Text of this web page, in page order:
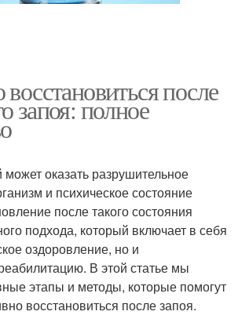
после
запоя: полное
оказать разрушительное
и психическое состояние
после такого состояния
подхода, который включает в себя
оздоровление, но и
В этой статье мы
этапы и методы, которые помогут
восстановиться после запоя.